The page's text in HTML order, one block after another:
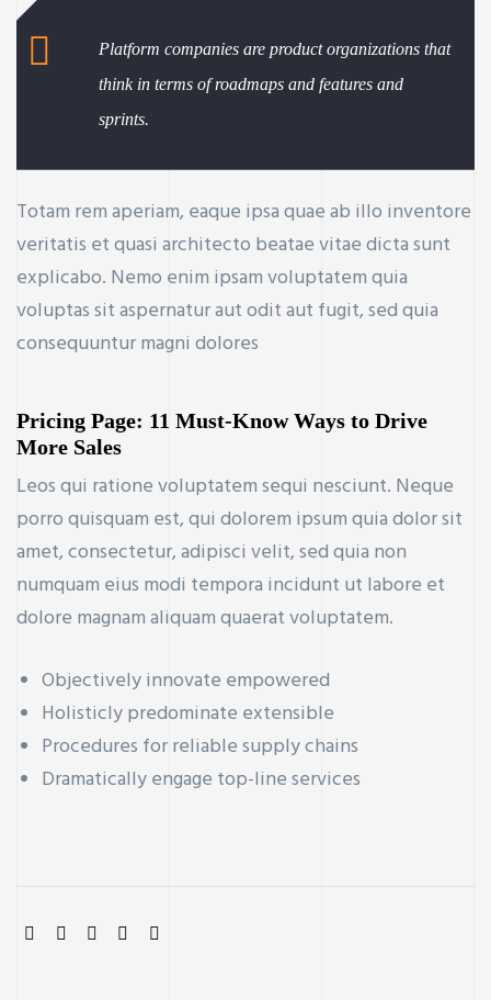
Platform companies are product organizations that
think in terms of roadmaps and features and
sprints.
Totam rem aperiam, eaque ipsa quae ab illo inventore
veritatis et quasi architecto beatae vitae dicta sunt
explicabo. Nemo enim ipsam voluptatem quia
voluptas sit aspernatur aut odit aut fugit, sed quia
consequuntur magni dolores
Pricing Page: 11 Must-Know Ways to Drive
More Sales
Leos qui ratione voluptatem sequi nesciunt. Neque
porro quisquam est, qui dolorem ipsum quia dolor sit
amet, consectetur, adipisci velit, sed quia non
numquam eius modi tempora incidunt ut labore et
dolore magnam aliquam quaerat voluptatem.
Objectively innovate empowered
Holisticly predominate extensible
Procedures for reliable supply chains
Dramatically engage top-line services
SHARE: